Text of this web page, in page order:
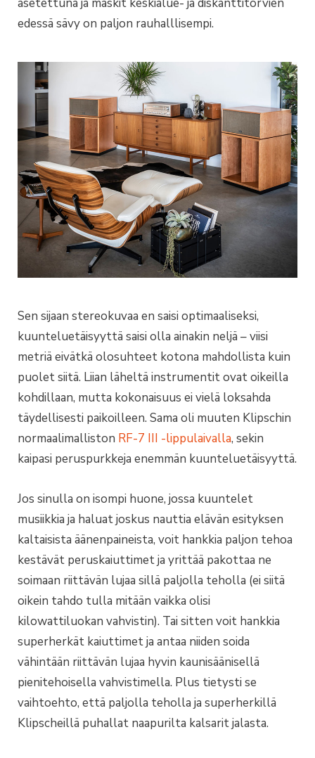
asetettuna ja maskit keskialue- ja diskanttitorvien
edessä sävy on paljon rauhalllisempi.
Sen sijaan stereokuvaa en saisi optimaaliseksi,
kuunteluetäisyyttä saisi olla ainakin neljä – viisi
metriä eivätkä olosuhteet kotona mahdollista kuin
puolet siitä. Liian läheltä instrumentit ovat oikeilla
kohdillaan, mutta kokonaisuus ei vielä loksahda
täydellisesti paikoilleen. Sama oli muuten Klipschin
normaalimalliston RF-7 III -lippulaivalla, sekin
kaipasi peruspurkkeja enemmän kuunteluetäisyyttä.
Jos sinulla on isompi huone, jossa kuuntelet
musiikkia ja haluat joskus nauttia elävän esityksen
kaltaisista äänenpaineista, voit hankkia paljon tehoa
kestävät peruskaiuttimet ja yrittää pakottaa ne
soimaan riittävän lujaa sillä paljolla teholla (ei siitä
oikein tahdo tulla mitään vaikka olisi
kilowattiluokan vahvistin). Tai sitten voit hankkia
superherkät kaiuttimet ja antaa niiden soida
vähintään riittävän lujaa hyvin kaunisäänisellä
pienitehoisella vahvistimella. Plus tietysti se
vaihtoehto, että paljolla teholla ja superherkillä
Klipscheillä puhallat naapurilta kalsarit jalasta.